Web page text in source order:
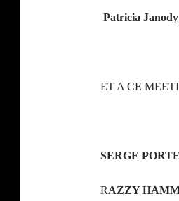
Patricia Janody
ET A CE
SERGE
RAZZY